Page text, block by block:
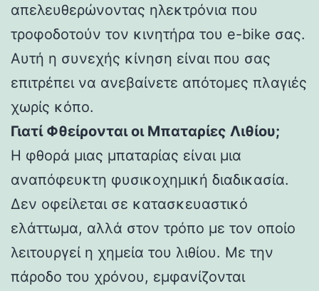
απελευθερώνοντας ηλεκτρόνια που
τροφοδοτούν τον κινητήρα του e-bike σας.
Αυτή η συνεχής κίνηση είναι που σας
επιτρέπει να ανεβαίνετε απότομες πλαγιές
χωρίς κόπο.
Γιατί Φθείρονται οι Μπαταρίες Λιθίου;
Η φθορά μιας μπαταρίας είναι μια
αναπόφευκτη φυσικοχημική διαδικασία.
Δεν οφείλεται σε κατασκευαστικό
ελάττωμα, αλλά στον τρόπο με τον οποίο
λειτουργεί η χημεία του λιθίου. Με την
πάροδο του χρόνου, εμφανίζονται